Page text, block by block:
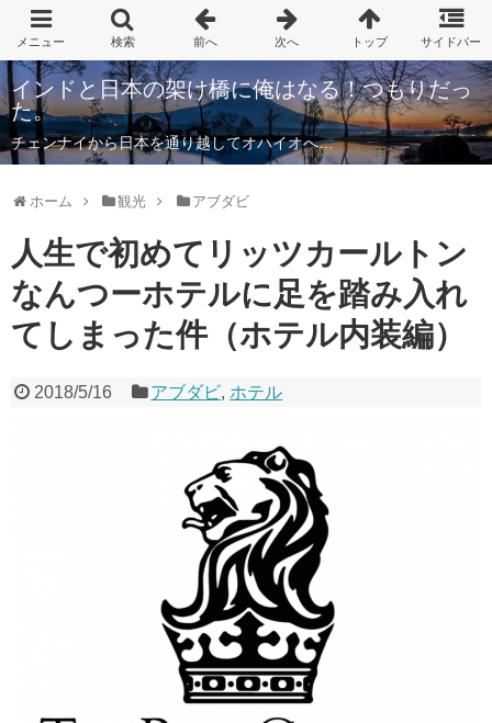
インドと日本の架け橋に俺はなる！つもりだっ
た。
チェンナイから日本を通り越してオハイオへ…
ホーム 観光 アブダビ
人生で初めてリッツカールトン
なんつーホテルに足を踏み入れ
てしまった件（ホテル内装編）
2018/5/16 アブダビ, ホテル